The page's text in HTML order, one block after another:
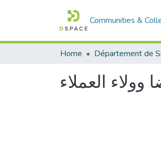
Communities &
Home
العملاء